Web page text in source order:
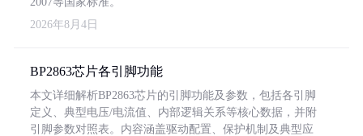
2026年8月4日
BP2863芯片各引脚功能
本文详细解析BP2863芯片的引脚功能及参数，包括各引脚
定义、典型电压/电流值、内部逻辑关系等核心数据，并附
引脚参数对照表。内容涵盖驱动配置、保护机制及典型应